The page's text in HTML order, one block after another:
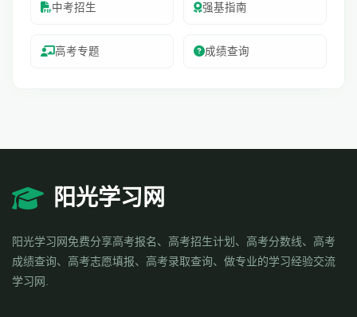
中考招生 强基指南
高考专题 成绩查询
阳光学习网
阳光学习网免费分享高考报名、高考招生计划、高考分数线、高考
成绩查询、高考志愿填报、高考录取查询、做专业的学习经验交流
学习网.